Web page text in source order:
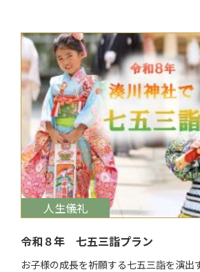
$target_date
人生儀礼
令和８年 七五三詣プラン
お子様の成長を祈願する七五三詣を演出